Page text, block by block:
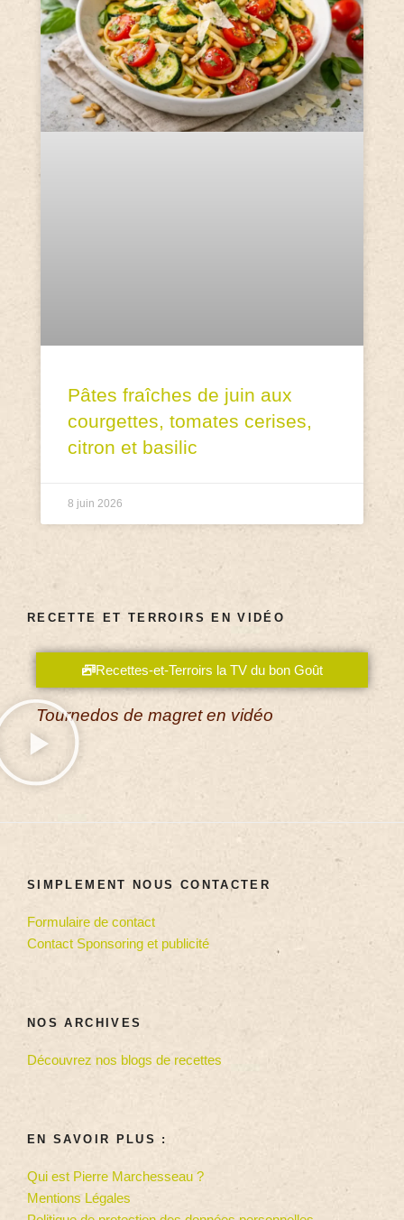
Pâtes fraîches de juin aux
courgettes, tomates cerises,
citron et basilic
8 juin 2026
RECETTE ET TERROIRS EN VIDÉO
Recettes-et-Terroirs la TV du bon Goût
Tournedos de magret en vidéo
SIMPLEMENT NOUS CONTACTER
Formulaire de contact
Contact Sponsoring et publicité
NOS ARCHIVES
Découvrez nos blogs de recettes
EN SAVOIR PLUS :
Qui est Pierre Marchesseau ?
Mentions Légales